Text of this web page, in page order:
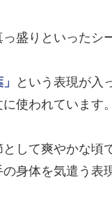
盛りといったシ
という表現が入
使われています。
して爽やかな頃
身体を気遣う表